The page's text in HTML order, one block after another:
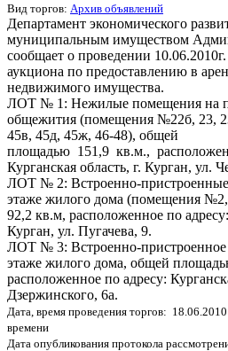
Вид торгов: Архив объявлений
Департамент экономического
муниципальным имуществом
сообщает о проведении
аукциона по предоставлению в
недвижимого имущества.
ЛОТ № 1: Нежилые помещения на
общежития (помещения №22б, 23,
45в, 45д, 45ж, 46-48), общей
площадью 151,9 кв.м.,
Курганская область, г. Курган, ул.
ЛОТ № 2: Встроенно-
этаже жилого дома (помещения
92,2 кв.м, расположенное по
Курган, ул. Пугачева, 9.
ЛОТ № 3: Встроенно-
этаже жилого дома, общей
расположенное по адресу:
Дзержинского, 6а.
Дата, время проведения торгов:
времени
Дата опубликования протокола